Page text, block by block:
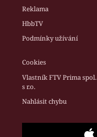
Reklama
HbbTV
Podmínky užívání
Cookies
Vlastník FTV Prima spol.
s r.o.
Nahlásit chybu